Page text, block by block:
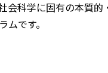
会科学に固有の本質
ムです。